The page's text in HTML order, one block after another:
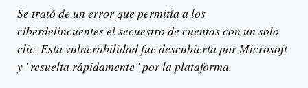
Se trató de un error que permitía a los
ciberdelincuentes el secuestro de cuentas con un solo
clic. Esta vulnerabilidad fue descubierta por Microsoft
y "resuelta rápidamente" por la plataforma.